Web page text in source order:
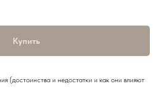
Купить
(достоинства и недостатки и как они влияют